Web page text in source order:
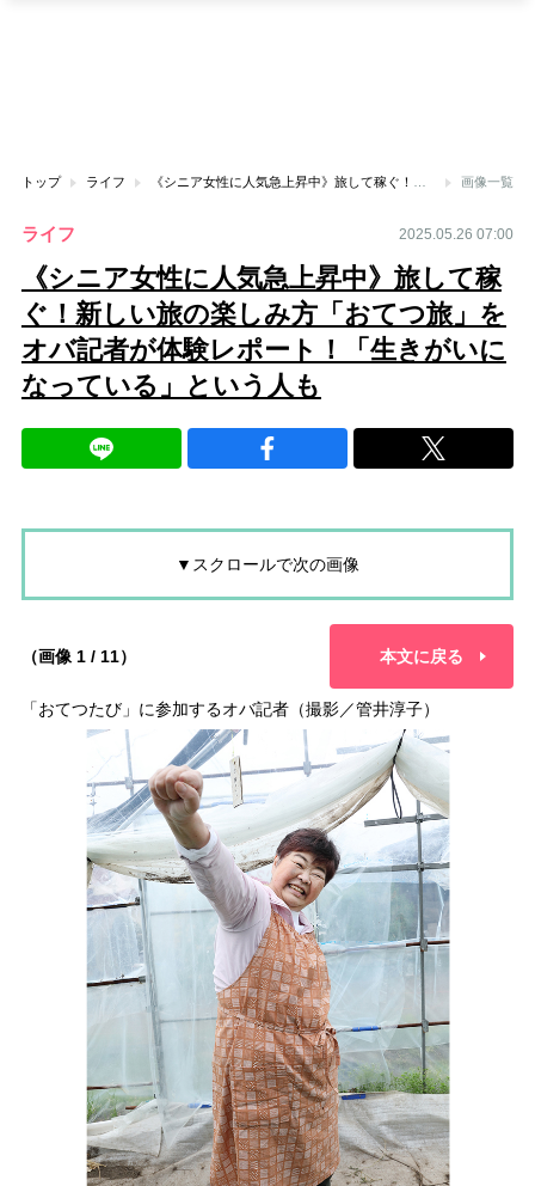
トップ ライフ 画像一覧
ライフ 2025.05.26 07:00
《シニア女性に人気急上昇中》旅して稼
ぐ！新しい旅の楽しみ方「おてつ旅」を
オバ記者が体験レポート！「生きがいに
なっている」という人も
▼スクロールで次の画像
（画像 1 / 11） 本文に戻る
「おてつたび」に参加するオバ記者（撮影／管井淳子）